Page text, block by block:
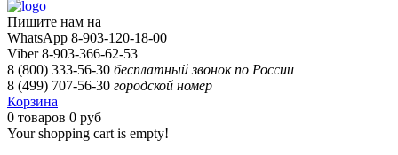
Пишите нам на
WhatsApp 8-903-120-18-00
Viber 8-903-366-62-53
8 (800) 333-56-30 бесплатный звонок по России
8 (499) 707-56-30 городской номер
Корзина
0 товаров 0 руб
Your shopping cart is empty!